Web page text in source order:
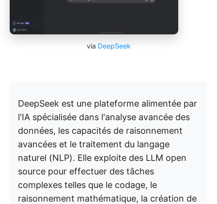
via DeepSeek
DeepSeek est une plateforme alimentée par
l'IA spécialisée dans l'analyse avancée des
données, les capacités de raisonnement
avancées et le traitement du langage
naturel (NLP). Elle exploite des LLM open
source pour effectuer des tâches
complexes telles que le codage, le
raisonnement mathématique, la création de